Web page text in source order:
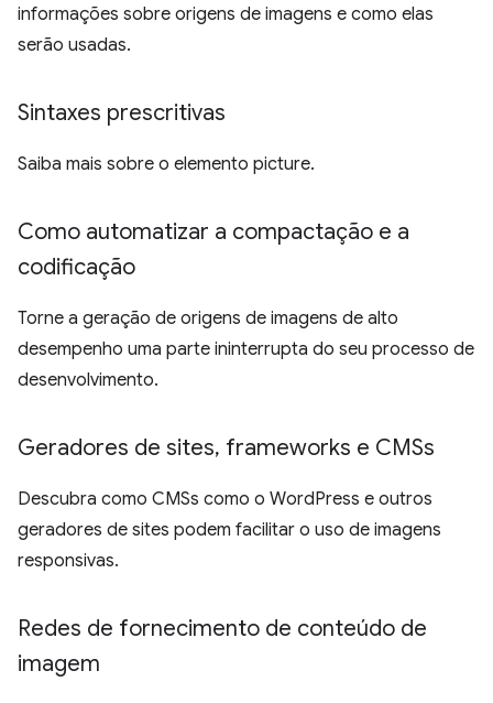
informações sobre origens de imagens e como elas
serão usadas.
Sintaxes prescritivas
Saiba mais sobre o elemento picture.
Como automatizar a compactação e a
codificação
Torne a geração de origens de imagens de alto
desempenho uma parte ininterrupta do seu processo de
desenvolvimento.
Geradores de sites, frameworks e CMSs
Descubra como CMSs como o WordPress e outros
geradores de sites podem facilitar o uso de imagens
responsivas.
Redes de fornecimento de conteúdo de
imagem